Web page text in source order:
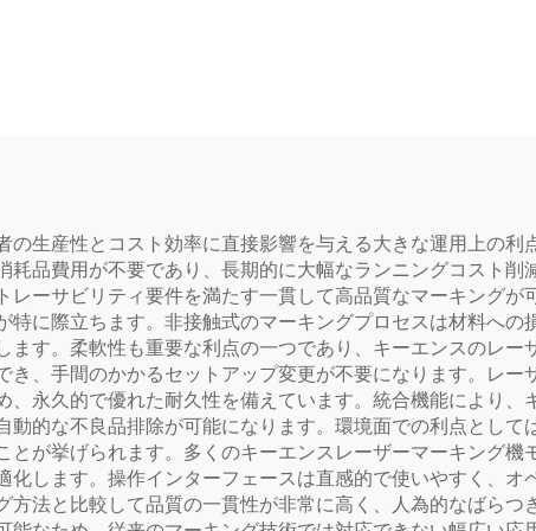
生産性とコスト効率に直接影響を与える大きな運用上の利
耗品費用が不要であり、長期的に大幅なランニングコスト
ーサビリティ要件を満たす一貫して高品質なマーキング
に際立ちます。非接触式のマーキングプロセスは材料へ
す。柔軟性も重要な利点の一つであり、キーエンスのレ
、手間のかかるセットアップ変更が不要になります。レ
、永久的で優れた耐久性を備えています。統合機能により
動的な不良品排除が可能になります。環境面での利点とし
が挙げられます。多くのキーエンスレーザーマーキング
します。操作インターフェースは直感的で使いやすく、
法と比較して品質の一貫性が非常に高く、人為的なばら